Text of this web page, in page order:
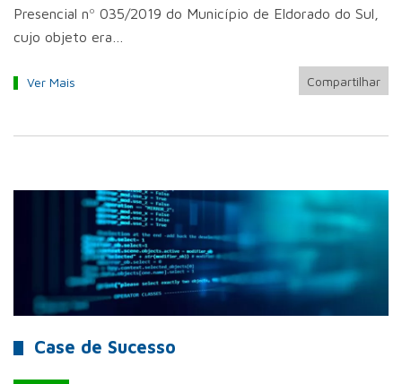
Presencial nº 035/2019 do Município de Eldorado do Sul,
cujo objeto era…
Ver Mais Compartilhar
Case de Sucesso